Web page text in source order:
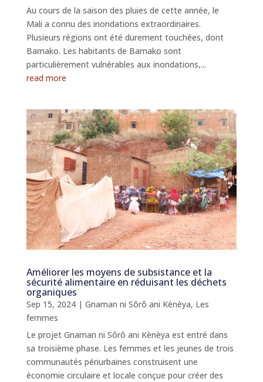
Au cours de la saison des pluies de cette année, le
Mali a connu des inondations extraordinaires.
Plusieurs régions ont été durement touchées, dont
Bamako. Les habitants de Bamako sont
particulièrement vulnérables aux inondations,...
read more
Améliorer les moyens de subsistance et la
sécurité alimentaire en réduisant les déchets
organiques
Sep 15, 2024| Gnaman ni Sôrô ani Kènèya, Les
femmes
Le projet Gnaman ni Sôrô ani Kènèya est entré dans
sa troisième phase. Les femmes et les jeunes de trois
communautés périurbaines construisent une
économie circulaire et locale conçue pour créer des